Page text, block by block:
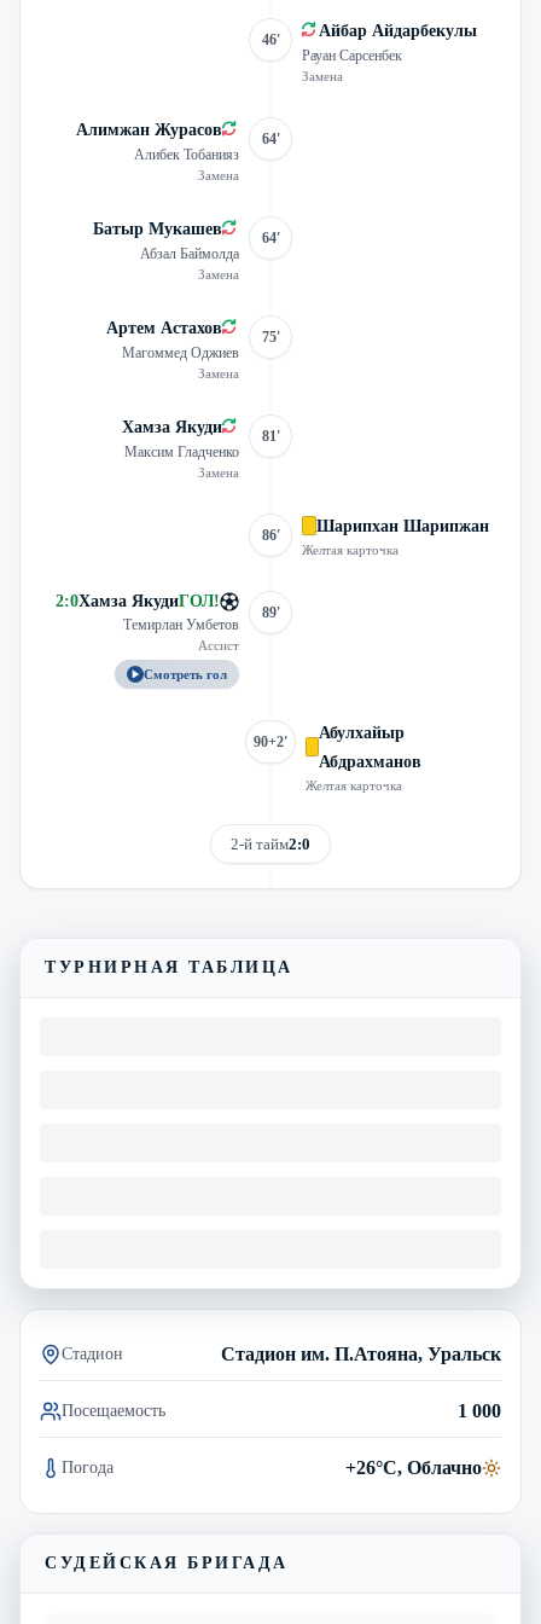
46' Айбар Айдарбекулы
Рауан Сарсенбек
Замена
Алимжан Журасов
Алибек Тобанияз
Замена
64'
Батыр Мукашев
Абзал Баймолда
Замена
64'
Артем Астахов
Магоммед Оджиев
Замена
75'
Хамза Якуди
Максим Гладченко
Замена
81'
86' Шарипхан Шарипжан
Желтая карточка
2:0Хамза ЯкудиГОЛ!
Темирлан Умбетов
Ассист
Смотреть гол
89'
90+2'
Абулхайыр
Абдрахманов
Желтая карточка
2-й тайм2:0
ТУРНИРНАЯ ТАБЛИЦА
Стадион Стадион им. П.Атояна, Уральск
Посещаемость 1 000
Погода +26°C, Облачно
СУДЕЙСКАЯ БРИГАДА